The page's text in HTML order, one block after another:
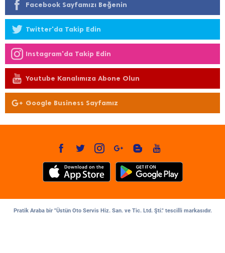
Facebook Sayfamızı Beğenin
Twitter'da Takip Edin
Instagram'da Takip Edin
Youtube Kanalımıza Abone Olun
Google Business Sayfamız
Pratik Araba bir "Üstün Oto Servis Hiz. San. ve Tic. Ltd. Şti." tescilli markasıdır.